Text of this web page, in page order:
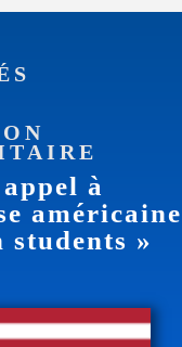
à
américaine
»